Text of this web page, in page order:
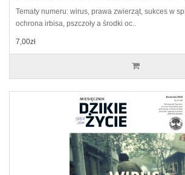
Tematy numeru: wirus, prawa zwierząt, sukces w
ochrona irbisa, pszczoły a środki oc..
7,00zł